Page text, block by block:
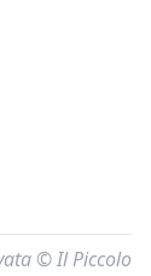
© Il Piccolo